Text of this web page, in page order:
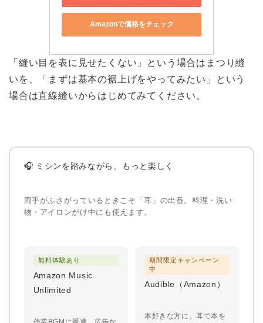
Amazonで価格をチェック
「縫い目を表に見せたくない」という場合はまつり縫
いを、「まずは基本の裾上げをやってみたい」という
場合は直線縫いからはじめてみてください。
🎧 ミシンを踏みながら、もっと楽しく
両手がふさがっているときこそ「耳」の出番。料理・洗い
物・アイロンがけ中にも使えます。
無料体験あり
Amazon Music
Unlimited
期間限定キャンペーン
中
Audible（Amazon）
本好きな方に。耳で本を